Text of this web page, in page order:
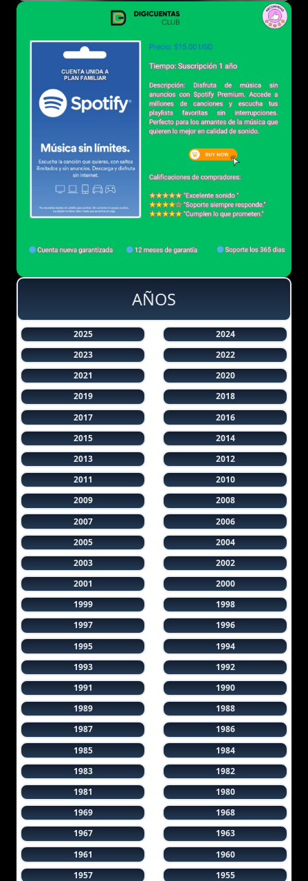
AÑOS
2025
2024
2023
2022
2021
2020
2019
2018
2017
2016
2015
2014
2013
2012
2011
2010
2009
2008
2007
2006
2005
2004
2003
2002
2001
2000
1999
1998
1997
1996
1995
1994
1993
1992
1991
1990
1989
1988
1987
1986
1985
1984
1983
1982
1981
1980
1969
1968
1967
1963
1961
1960
1957
1955